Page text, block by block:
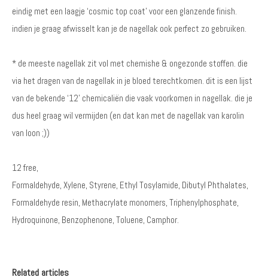
eindig met een laagje ‘cosmic top coat’ voor een glanzende finish.
indien je graag afwisselt kan je de nagellak ook perfect zo gebruiken.
* de meeste nagellak zit vol met chemishe & ongezonde stoffen. die
via het dragen van de nagellak in je bloed terechtkomen. dit is een lijst
van de bekende ‘12’ chemicaliën die vaak voorkomen in nagellak. die je
dus heel graag wil vermijden (en dat kan met de nagellak van karolin
van loon ;))
12 free,
Formaldehyde, Xylene, Styrene, Ethyl Tosylamide, Dibutyl Phthalates,
Formaldehyde resin, Methacrylate monomers, Triphenylphosphate,
Hydroquinone, Benzophenone, Toluene, Camphor.
Related articles